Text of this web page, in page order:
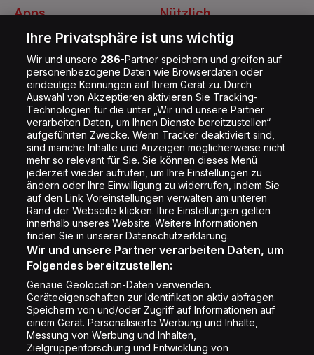
Folge uns
Copyright © Energy 2026
Nützlich
Kontakt
Jobs
Shop
Impressum
Rechtliches
Datenschutz
Cookie Liste
Cookie Einstellung
Apps
Energy Radio App
Ihre Privatsphäre ist uns wichtig
Wir und unsere 286-Partner speichern und greifen auf
personenbezogene Daten wie Browserdaten oder
eindeutige Kennungen auf Ihrem Gerät zu. Durch
Auswahl von Akzeptieren aktivieren Sie Tracking-
Technologien für die unter „Wir und unsere Partner
verarbeiten Daten, um Ihnen Dienste bereitzustellen“
aufgeführten Zwecke. Wenn Tracker deaktiviert sind,
sind manche Inhalte und Anzeigen möglicherweise nicht
mehr so relevant für Sie. Sie können dieses Menü
jederzeit wieder aufrufen, um Ihre Einstellungen zu
ändern oder Ihre Einwilligung zu widerrufen, indem Sie
auf den Link Voreinstellungen verwalten am unteren
Rand der Webseite klicken. Ihre Einstellungen gelten
innerhalb unseres Website. Weitere Informationen
finden Sie in unserer Datenschutzerklärung.
Wir und unsere Partner verarbeiten Daten, um
Folgendes bereitzustellen:
Genaue Geolocation-Daten verwenden.
Geräteeigenschaften zur Identifikation aktiv abfragen.
Speichern von und/oder Zugriff auf Informationen auf
einem Gerät. Personalisierte Werbung und Inhalte,
Messung von Werbung und Inhalten,
Zielgruppenforschung und Entwicklung von